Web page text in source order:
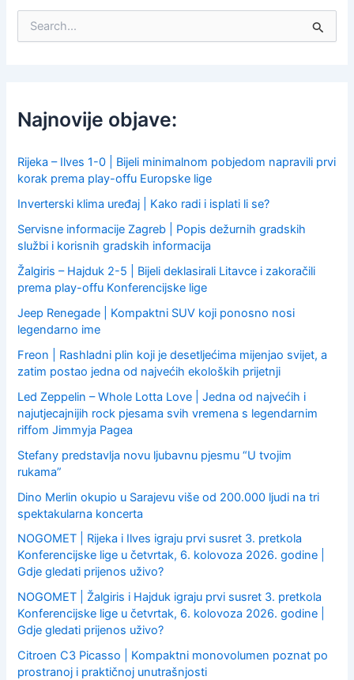
f
o
:
Najnovije objave:
Rijeka – Ilves 1-0 | Bijeli minimalnom pobjedom napravili prvi
korak prema play-offu Europske lige
Inverterski klima uređaj | Kako radi i isplati li se?
Servisne informacije Zagreb | Popis dežurnih gradskih
službi i korisnih gradskih informacija
Žalgiris – Hajduk 2-5 | Bijeli deklasirali Litavce i zakoračili
prema play-offu Konferencijske lige
Jeep Renegade | Kompaktni SUV koji ponosno nosi
legendarno ime
Freon | Rashladni plin koji je desetljećima mijenjao svijet, a
zatim postao jedna od najvećih ekoloških prijetnji
Led Zeppelin – Whole Lotta Love | Jedna od najvećih i
najutjecajnijih rock pjesama svih vremena s legendarnim
riffom Jimmyja Pagea
Stefany predstavlja novu ljubavnu pjesmu “U tvojim
rukama”
Dino Merlin okupio u Sarajevu više od 200.000 ljudi na tri
spektakularna koncerta
NOGOMET | Rijeka i Ilves igraju prvi susret 3. pretkola
Konferencijske lige u četvrtak, 6. kolovoza 2026. godine |
Gdje gledati prijenos uživo?
NOGOMET | Žalgiris i Hajduk igraju prvi susret 3. pretkola
Konferencijske lige u četvrtak, 6. kolovoza 2026. godine |
Gdje gledati prijenos uživo?
Citroen C3 Picasso | Kompaktni monovolumen poznat po
prostranoj i praktičnoj unutrašnjosti